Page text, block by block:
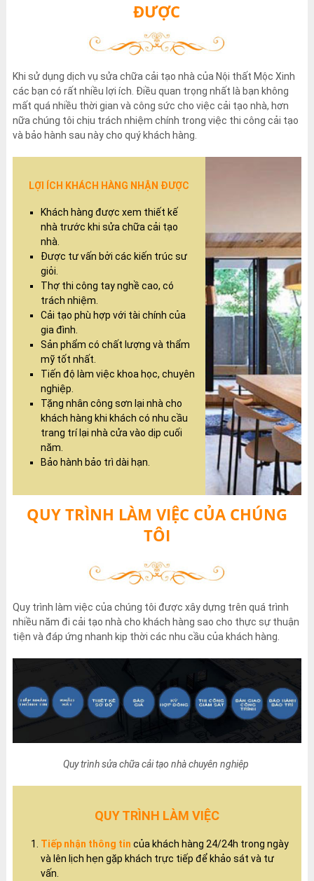
ĐƯỢC
Khi sử dụng dịch vụ sửa chữa cải tạo nhà của Nội thất Mộc Xinh
các bạn có rất nhiều lợi ích. Điều quan trọng nhất là bạn không
mất quá nhiều thời gian và công sức cho việc cải tạo nhà, hơn
nữa chúng tôi chịu trách nhiệm chính trong việc thi công cải tạo
và bảo hành sau này cho quý khách hàng.
LỢI ÍCH KHÁCH HÀNG NHẬN ĐƯỢC
Khách hàng được xem thiết kế
nhà trước khi sửa chữa cải tạo
nhà.
Được tư vấn bởi các kiến trúc sư
giỏi.
Thợ thi công tay nghề cao, có
trách nhiệm.
Cải tạo phù hợp với tài chính của
gia đình.
Sản phẩm có chất lượng và thẩm
mỹ tốt nhất.
Tiến độ làm việc khoa học, chuyên
nghiệp.
Tặng nhân công sơn lại nhà cho
khách hàng khi khách có nhu cầu
trang trí lại nhà cửa vào dịp cuối
năm.
Bảo hành bảo trì dài hạn.
QUY TRÌNH LÀM VIỆC CỦA CHÚNG
TÔI
Quy trình làm việc của chúng tôi được xây dựng trên quá trình
nhiều năm đi cải tạo nhà cho khách hàng sao cho thực sự thuận
tiện và đáp ứng nhanh kịp thời các nhu cầu của khách hàng.
Quy trình sửa chữa cải tạo nhà chuyên nghiệp
QUY TRÌNH LÀM VIỆC
Tiếp nhận thông tin của khách hàng 24/24h trong ngày
và lên lịch hẹn gặp khách trực tiếp để khảo sát và tư
vấn.